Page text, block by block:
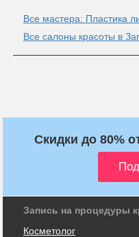
Все мастера: Пластика
Все салоны красоты в
Скидки до 80%
Запись на процедуры
Косметолог